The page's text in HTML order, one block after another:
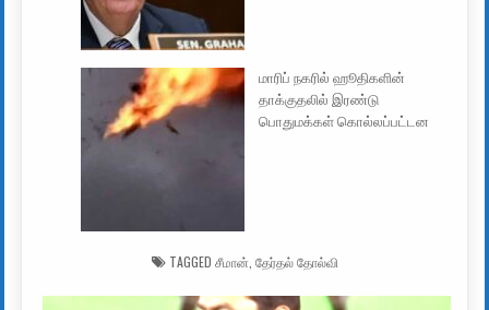
மாரிப் நகரில் ஹூதிகளின்
தாக்குதலில் இரண்டு
பொதுமக்கள் கொல்லப்பட்டன
TAGGED சீமான் தேர்தல் தோல்வி